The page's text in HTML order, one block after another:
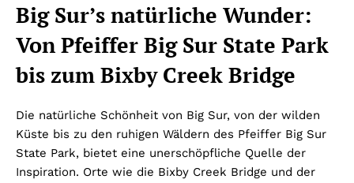
Big Sur’s natürliche Wunder:
Von Pfeiffer Big Sur State Park
bis zum Bixby Creek Bridge
Die natürliche Schönheit von Big Sur, von der wilden
Küste bis zu den ruhigen Wäldern des Pfeiffer Big Sur
State Park, bietet eine unerschöpfliche Quelle der
Inspiration. Orte wie die Bixby Creek Bridge und der